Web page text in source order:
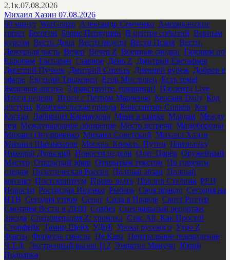
2.1к.07.08.2026
Михаил Хазин 07.08.2026
60 минут, WarGonzo Александр Семченко Американские
горки Бесогон Борис Первушин В центре событий Верным
курсом Вести Дона Вести недели Вести Псков Вести.
Дежурная часть Вечер Вечер Z Военные сводки Галопом по
Европам Гаспарян Главное День Z Дмитрий Евстафьев
Дмитрий Пучков Дмитрий Спивак Дневной рубеж Добров в
эфире Евгений Тишковец Егор Мисливец Есть тема!
Железная логика Здравствуйте, товарищи! Изолента Live
Итоги недели Итоги с Петром Марченко Кеосаян Daily, Код
доступа Комсомольская правда Константин Сивков Кот
Костян Лабиринт Карнаухова Мама в шапке Мардан Между
тем Международное обозрение Место встречи Минобороны
Михаил Онуфриенко Михаил Советский Михаил Хазин
Михаил Шахназаров Москва. Кремль. Путин Наизнанку,
Николай Дульский Новости недели Олег Царёв Оружейный
Мастер Открытый эфир Открытым текстом По горячим
следам Политическая Россия Полный абзац Полный
контакт, Постскриптум Право знать Пролив Сталина РЕН
Новости Ростислав Ищенко Рыбарь Своя правда Сегодня на
НТВ Сегодня утром Сенат, Сила в Правде Скотт Риттер
Смотрим Вести в 20:00 Совбез Специальный репортаж
Звезда Спецоперация Z: хроника Стас Ай, Как Просто!
Стопфейк Тамир Шейх УДнБ Уроки русского Утро Z
Факты Формула смысла Це Кава Центральное телевидение
Ч.Т.Д. Экстренный вызов 112 Эмпатия Манучи Юрий
Подоляка